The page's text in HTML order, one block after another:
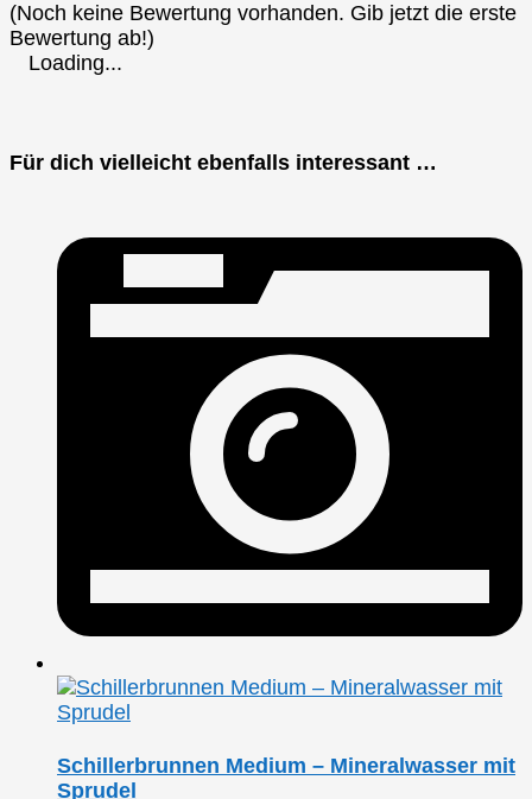
(Noch keine Bewertung vorhanden. Gib jetzt die erste
Bewertung ab!)
Loading...
Für dich vielleicht ebenfalls interessant …
Schillerbrunnen Medium – Mineralwasser mit
Sprudel